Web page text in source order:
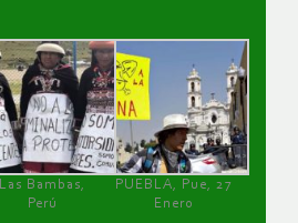
Las Bambas,
Perú
PUEBLA, Pue, 27
Enero